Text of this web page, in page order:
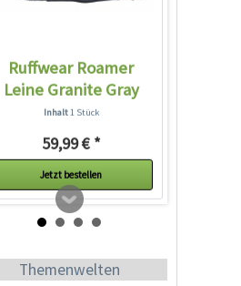
Ruffwear Roamer
Leine Granite Gray
Inhalt1 Stück
59,99 € *
Jetzt bestellen
Themenwelten